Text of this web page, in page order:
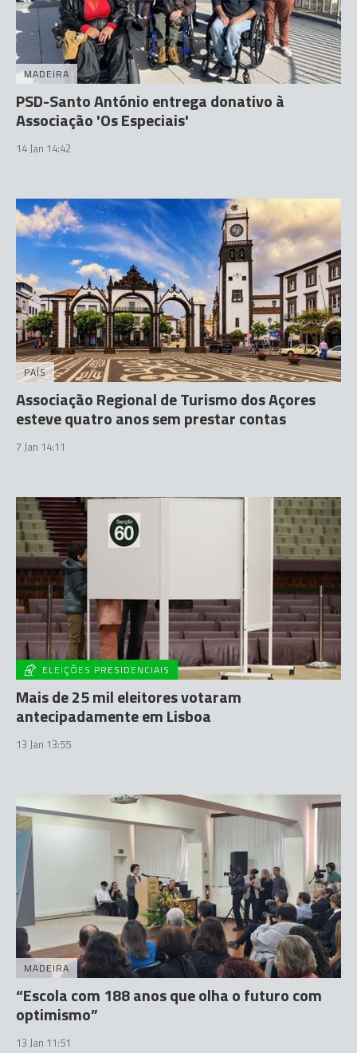
MADEIRA
PSD-Santo António entrega donativo à
Associação 'Os Especiais'
14 Jan 14:42
PAÍS
Associação Regional de Turismo dos Açores
esteve quatro anos sem prestar contas
7 Jan 14:11
ELEIÇÕES PRESIDENCIAIS
Mais de 25 mil eleitores votaram
antecipadamente em Lisboa
13 Jan 13:55
MADEIRA
“Escola com 188 anos que olha o futuro com
optimismo”
13 Jan 11:51